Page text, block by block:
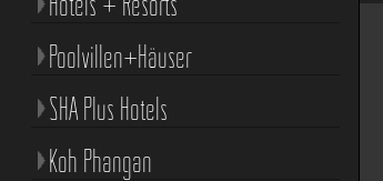
Poolvillen+Häuser
SHA Plus Hotels
Koh Phangan